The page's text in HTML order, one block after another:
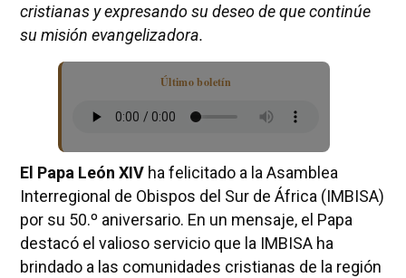
cristianas y expresando su deseo de que continúe
su misión evangelizadora.
Último boletín
El Papa León XIVha felicitado a la Asamblea
Interregional de Obispos del Sur de África (IMBISA)
por su 50.º aniversario. En un mensaje, el Papa
destacó el valioso servicio que la IMBISA ha
brindado a las comunidades cristianas de la región